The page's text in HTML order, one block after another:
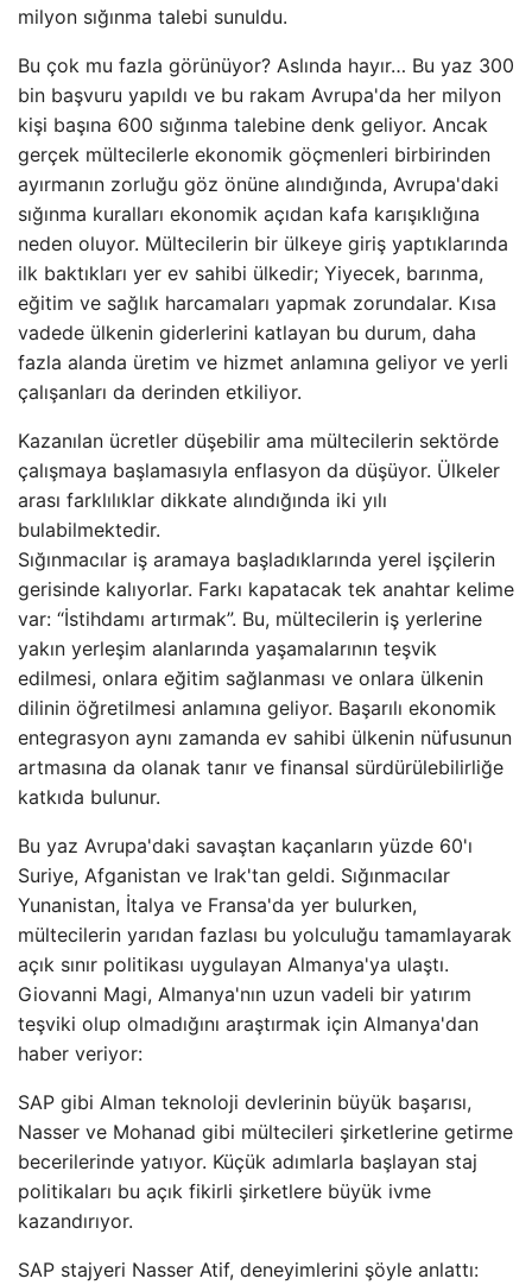
milyon sığınma talebi sunuldu.
Bu çok mu fazla görünüyor? Aslında hayır… Bu yaz 300
bin başvuru yapıldı ve bu rakam Avrupa'da her milyon
kişi başına 600 sığınma talebine denk geliyor. Ancak
gerçek mültecilerle ekonomik göçmenleri birbirinden
ayırmanın zorluğu göz önüne alındığında, Avrupa'daki
sığınma kuralları ekonomik açıdan kafa karışıklığına
neden oluyor. Mültecilerin bir ülkeye giriş yaptıklarında
ilk baktıkları yer ev sahibi ülkedir; Yiyecek, barınma,
eğitim ve sağlık harcamaları yapmak zorundalar. Kısa
vadede ülkenin giderlerini katlayan bu durum, daha
fazla alanda üretim ve hizmet anlamına geliyor ve yerli
çalışanları da derinden etkiliyor.
Kazanılan ücretler düşebilir ama mültecilerin sektörde
çalışmaya başlamasıyla enflasyon da düşüyor. Ülkeler
arası farklılıklar dikkate alındığında iki yılı
bulabilmektedir.
Sığınmacılar iş aramaya başladıklarında yerel işçilerin
gerisinde kalıyorlar. Farkı kapatacak tek anahtar kelime
var: “İstihdamı artırmak”. Bu, mültecilerin iş yerlerine
yakın yerleşim alanlarında yaşamalarının teşvik
edilmesi, onlara eğitim sağlanması ve onlara ülkenin
dilinin öğretilmesi anlamına geliyor. Başarılı ekonomik
entegrasyon aynı zamanda ev sahibi ülkenin nüfusunun
artmasına da olanak tanır ve finansal sürdürülebilirliğe
katkıda bulunur.
Bu yaz Avrupa'daki savaştan kaçanların yüzde 60'ı
Suriye, Afganistan ve Irak'tan geldi. Sığınmacılar
Yunanistan, İtalya ve Fransa'da yer bulurken,
mültecilerin yarıdan fazlası bu yolculuğu tamamlayarak
açık sınır politikası uygulayan Almanya'ya ulaştı.
Giovanni Magi, Almanya'nın uzun vadeli bir yatırım
teşviki olup olmadığını araştırmak için Almanya'dan
haber veriyor:
SAP gibi Alman teknoloji devlerinin büyük başarısı,
Nasser ve Mohanad gibi mültecileri şirketlerine getirme
becerilerinde yatıyor. Küçük adımlarla başlayan staj
politikaları bu açık fikirli şirketlere büyük ivme
kazandırıyor.
SAP stajyeri Nasser Atif, deneyimlerini şöyle anlattı: